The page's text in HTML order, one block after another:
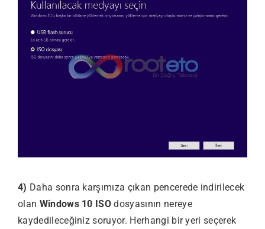
4) Daha sonra karşımıza çıkan pencerede indirilecek
olan Windows 10 ISO dosyasının nereye
kaydedileceğiniz soruyor. Herhangi bir yeri seçerek